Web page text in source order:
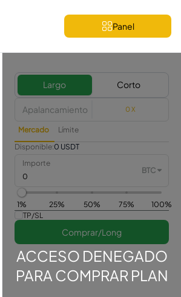
Panel
ACCESO DENEGADO
PARA COMPRAR PLAN
Largo Corto
Apalancamiento 0 X
Mercado
Límite
Disponible:0 USDT
Importe
BTC
1% 25% 50% 75%
100%
TP/SL
Comprar/Long